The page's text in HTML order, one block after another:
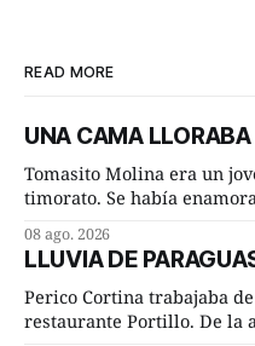
READ MORE
UNA CAMA
Tomasito Molina era un
timorato. Se había
ambos les iba de
discrepancia en un deseo
Lucía Arriate quería que
08 ago. 2026
LLUVIA DE
Perico Cortina trabajaba
restaurante Portillo. De la